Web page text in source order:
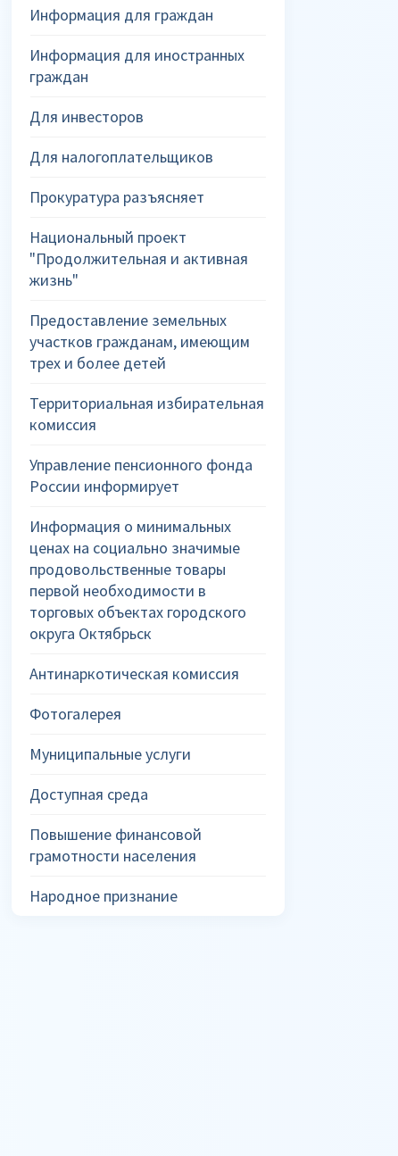
Информация для граждан
Информация для иностранных
граждан
Для инвесторов
Для налогоплательщиков
Прокуратура разъясняет
Национальный проект
"Продолжительная и активная
жизнь"
Предоставление земельных
участков гражданам, имеющим
трех и более детей
Территориальная избирательная
комиссия
Управление пенсионного фонда
России информирует
Информация о минимальных
ценах на социально значимые
продовольственные товары
первой необходимости в
торговых объектах городского
округа Октябрьск
Антинаркотическая комиссия
Фотогалерея
Муниципальные услуги
Доступная среда
Повышение финансовой
грамотности населения
Народное признание